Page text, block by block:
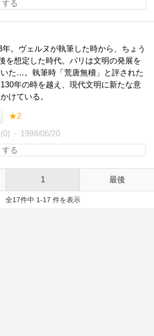
年。ヴェルヌが執筆した時から、ちょう
を想定した時代。パリは文明の発展を
た…。執筆時「荒唐無稽」と評された
年の時を越え、現代文明に新たな意
けている。
★2
1998/06/20
1 最後
全17件中 1-17 件を表示